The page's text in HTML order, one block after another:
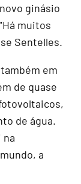
ginásio
muitos
Sentelles.
em
de quase
de água.
na
a